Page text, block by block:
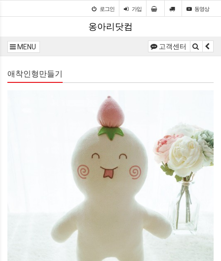
로그인 가입 동영상
옹아리닷컴
MENU 고객센터
애착인형만들기